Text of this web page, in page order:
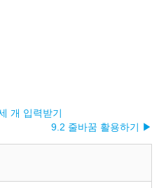
개 입력받기
9.2 줄바꿈 활용하기 ▶︎